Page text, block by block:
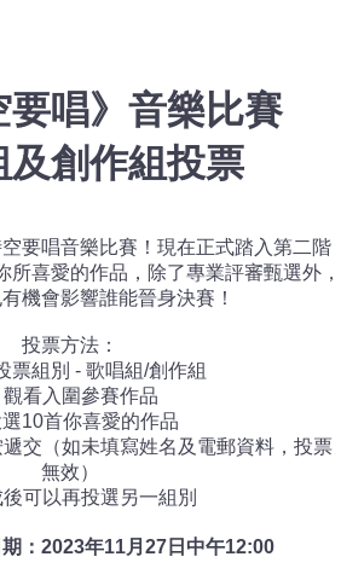
要唱》音樂比賽
及創作組投票
要唱音樂比賽！現在正式踏入第二階
所喜愛的作品，除了專業評審甄選外，
機會影響誰能晉身決賽！
投票方法：
票組別 - 歌唱組/創作組
觀看入圍參賽作品
10首你喜愛的作品
交（如未填寫姓名及電郵資料，投票
無效）
可以再投選另一組別
：2023年11月27日中午12:00